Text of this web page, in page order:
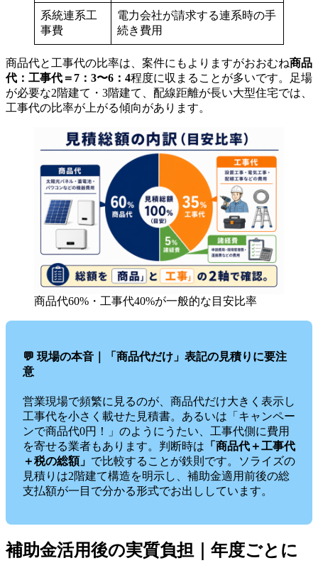
系統連系工
事費
電力会社が請求する連系時の手
続き費用
商品代と工事代の比率は、案件にもよりますがおおむね商品
代：工事代＝7：3〜6：4程度に収まることが多いです。足場
が必要な2階建て・3階建て、配線距離が長い大型住宅では、
工事代の比率が上がる傾向があります。
商品代60%・工事代40%が一般的な目安比率
💬 現場の本音｜「商品代だけ」表記の見積りに要注
意
営業現場で頻繁に見るのが、商品代だけ大きく表示し
工事代を小さく載せた見積書。あるいは「キャンペー
ンで商品代0円！」のようにうたい、工事代側に費用
を寄せる業者もあります。判断時は 「商品代＋工事代
＋税の総額」 で比較することが鉄則です。ソライズの
見積りは2階建て構造を明示し、補助金適用前後の総
支払額が一目で分かる形式でお出ししています。
補助金活用後の実質負担｜年度ごとに